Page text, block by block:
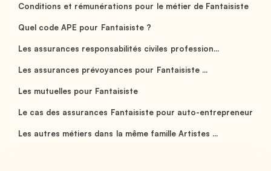
Conditions et rémunérations pour le métier de Fantaisiste
Quel code APE pour Fantaisiste ?
Les assurances responsabilités civiles profession...
Les assurances prévoyances pour Fantaisiste ...
Les mutuelles pour Fantaisiste
Le cas des assurances Fantaisiste pour auto-entrepreneur
Les autres métiers dans la même famille Artistes ...